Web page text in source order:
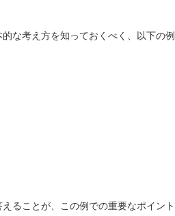
な考え方を知っておくべく、以下の例
ることが、この例での重要なポイント